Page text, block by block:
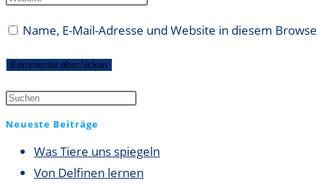
Benutzernamen
zum
ein
Mail-
Adresse
Kommentieren
ein
Website-
URL
(optional)
Name, E-Mail-Adresse und Website in diesem
Neueste Beiträge
Was Tiere uns spiegeln
Von Delfinen lernen